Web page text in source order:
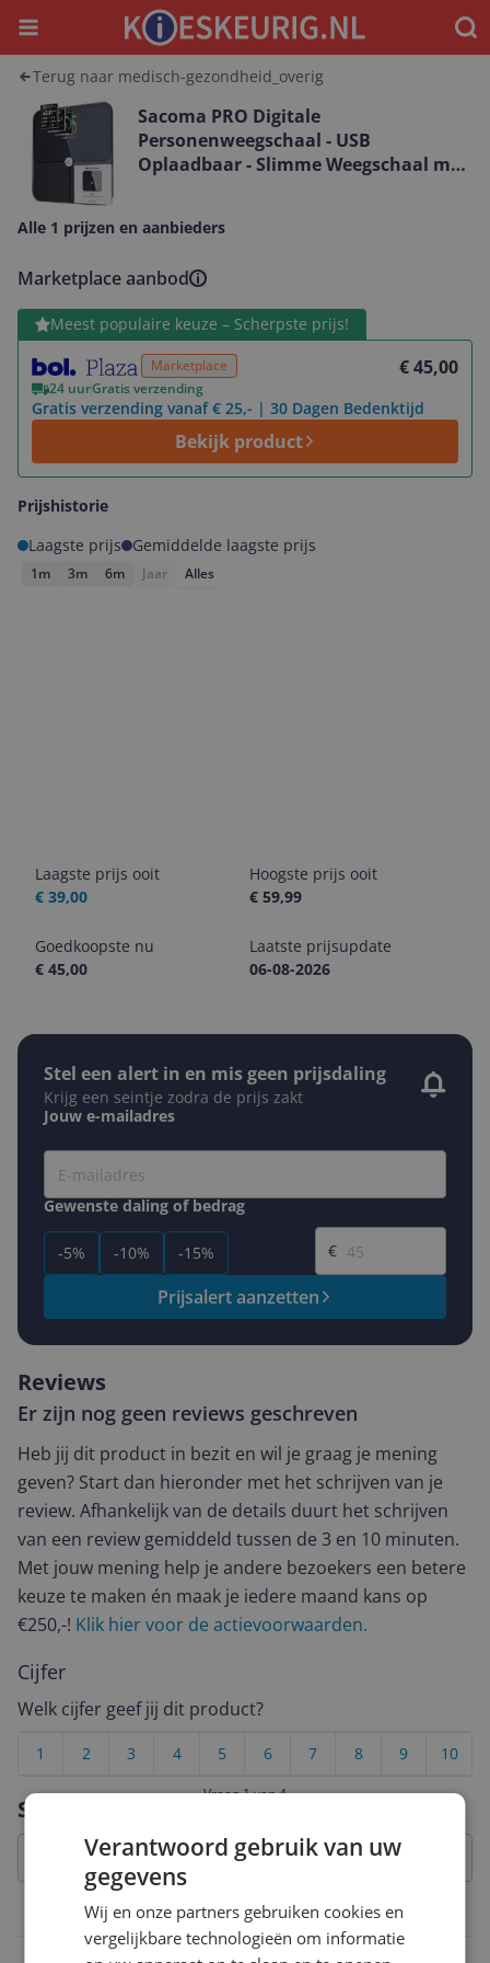
Menu
Terug naar medisch-gezondheid_overig
Sacoma PRO Digitale
Personenweegschaal - USB
Oplaadbaar - Slimme Weegschaal met
Alle 1 prijzen en aanbieders
Marketplace aanbod
Meest populaire keuze – Scherpste prijs!
Marketplace € 45,00
24 uurGratis verzending
Gratis verzending vanaf € 25,- | 30 Dagen Bedenktijd
Bekijk product
Bekijk product
Prijshistorie
Laagste prijs
Gemiddelde laagste prijs
1m 3m 6m Jaar Alles
Laagste prijs ooit
€ 39,00
Hoogste prijs ooit
€ 59,99
Goedkoopste nu
€ 45,00
Laatste prijsupdate
06-08-2026
Stel een alert in en mis geen prijsdaling
Krijg een seintje zodra de prijs zakt
Jouw e-mailadres
Gewenste daling of bedrag
-5% -10% -15%
Gewenste prijs
€
Prijsalert aanzetten
Specificaties
Functionaliteiten
Reviews
Er zijn nog geen reviews geschreven
Heb jij dit product in bezit en wil je graag je mening
geven? Start dan hieronder met het schrijven van je
review. Afhankelijk van de details duurt het schrijven
van een review gemiddeld tussen de 3 en 10 minuten.
Met jouw mening help je andere bezoekers een betere
keuze te maken én maak je iedere maand kans op
€250,-! Klik hier voor de actievoorwaarden.
Cijfer
Welk cijfer geef jij dit product?
10
9
8
7
6
5
4
3
2
1
Vraag 1 van 4
Verantwoord gebruik van uw
gegevens
Wij en onze partners gebruiken cookies en
vergelijkbare technologieën om informatie